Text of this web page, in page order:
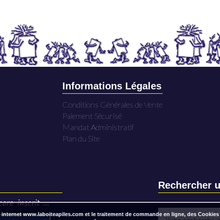
Informations Légales
Conditions Générales de Vente
Paiement Sécurisé
Mandat Administratif
Plan du Site
inscrit ...
Rechercher
www.laboiteapiles.com et le traitement de commande en ligne, des Cookies